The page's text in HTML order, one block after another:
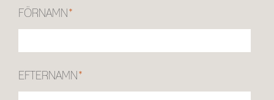
FÖRNAMN*
EFTERNAMN*